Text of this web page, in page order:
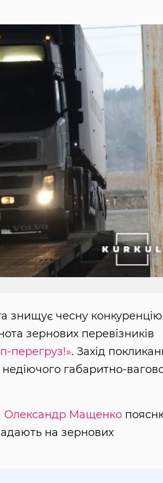
знищує чесну
зернових перевізників
перегруз!». Захід
габаритно-
Олександр Мащенко
на зернових